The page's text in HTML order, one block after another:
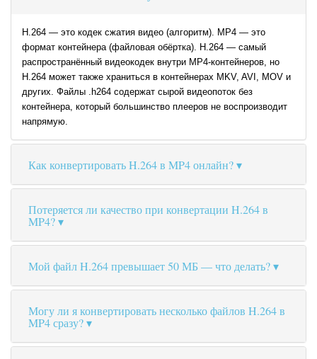
H.264 — это кодек сжатия видео (алгоритм). MP4 — это
формат контейнера (файловая обёртка). H.264 — самый
распространённый видеокодек внутри MP4-контейнеров, но
H.264 может также храниться в контейнерах MKV, AVI, MOV и
других. Файлы .h264 содержат сырой видеопоток без
контейнера, который большинство плееров не воспроизводит
напрямую.
Как конвертировать H.264 в MP4 онлайн?
Потеряется ли качество при конвертации H.264 в
MP4?
Мой файл H.264 превышает 50 МБ — что делать?
Могу ли я конвертировать несколько файлов H.264 в
MP4 сразу?